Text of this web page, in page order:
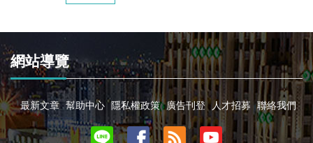
網站導覽
最新文章 幫助中心 隱私權政策 廣告刊登 人才招募 聯絡我們